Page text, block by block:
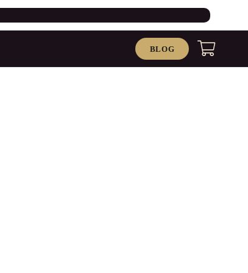
BLOG